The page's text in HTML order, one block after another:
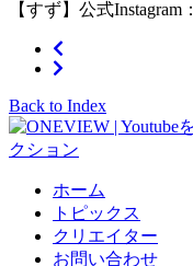
【すず】公式Instagram：
Back to Index
ホーム
トピックス
クリエイター
お問い合わせ